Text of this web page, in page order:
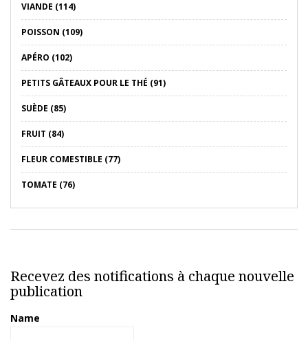
VIANDE (114)
POISSON (109)
APÉRO (102)
PETITS GÂTEAUX POUR LE THÉ (91)
SUÈDE (85)
FRUIT (84)
FLEUR COMESTIBLE (77)
TOMATE (76)
Recevez des notifications à chaque nouvelle
publication
Name